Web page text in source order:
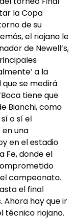
la Copa
de su
el riojano le
de Newell’s,
a la
se medirá
tiene que
Bianchi, como
o sí el
en una
en el estadio
Fe, donde el
campeonato.
el final
Ahora hay que ir
técnico riojano.